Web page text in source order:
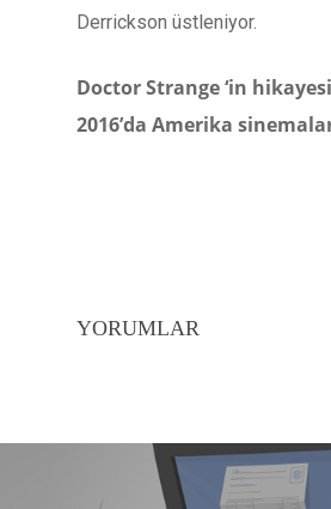
Derrickson üstleniyor.
Doctor Strange ‘in
2016’da Amerika
YORUMLAR